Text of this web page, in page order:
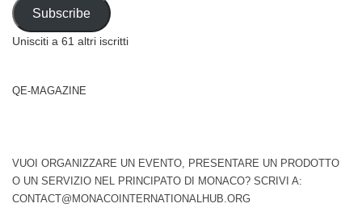
Subscribe
Unisciti a 61 altri iscritti
QE-MAGAZINE
VUOI ORGANIZZARE UN EVENTO, PRESENTARE UN PRODOTTO
O UN SERVIZIO NEL PRINCIPATO DI MONACO? SCRIVI A:
CONTACT@MONACOINTERNATIONALHUB.ORG